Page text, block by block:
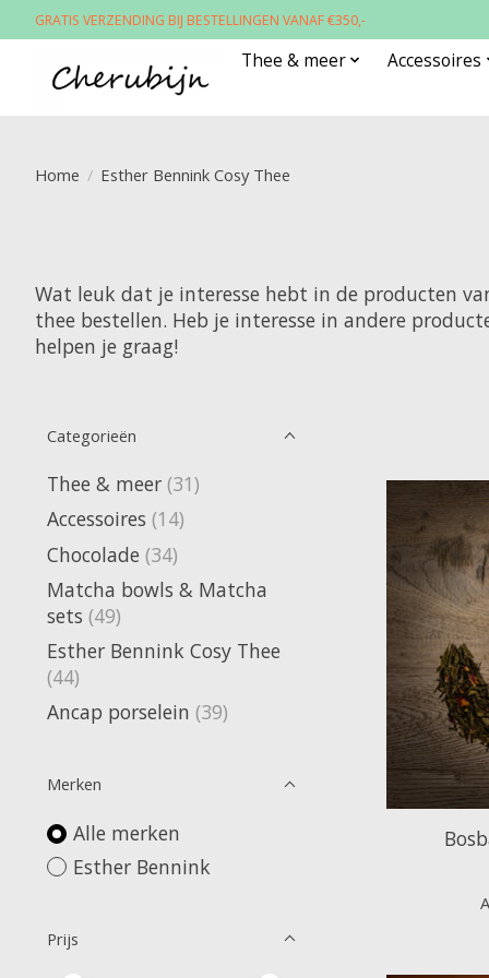
GRATIS VERZENDING BIJ BESTELLINGEN VANAF €350,-
Thee & meer Accessoires
Home / Esther Bennink Cosy Thee
Wat leuk dat je interesse hebt in de producten
thee bestellen. Heb je interesse in andere
helpen je graag!
Categorieën
Thee & meer (31)
Accessoires (14)
Chocolade (34)
Matcha bowls & Matcha
sets (49)
Esther Bennink Cosy Thee
(44)
Ancap porselein (39)
Merken
Alle merken
Esther Bennink
Prijs